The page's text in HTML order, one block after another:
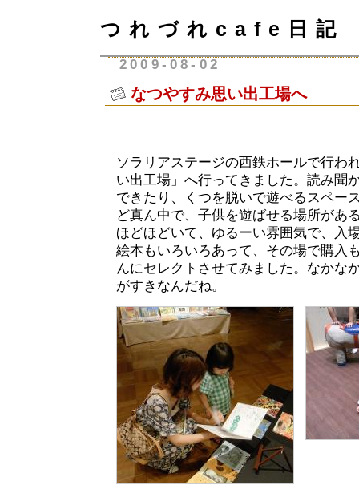
つれづれcafe日記
2009-08-02
なつやすみ思い出工場へ
ソラリアステージの西鉄ホールで行わ
い出工場」へ行ってきました。読み聞
できたり、くつを脱いで遊べるスペー
ど真ん中で、子供を遊ばせる場所があ
ほどほどいて、ゆるーい雰囲気で、入
絵本もいろいろあって、その場で購入
んにセレクトさせてみました。なかな
がすきなんだね。